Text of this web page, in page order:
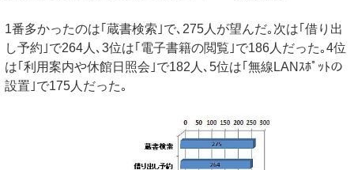
1番多かったのは｢蔵書検索｣で､275人が望んだ｡次は｢借り出
し予約｣で264人､3位は｢電子書籍の閲覧｣で186人だった｡4位
は｢利用案内や休館日照会｣で182人､5位は｢無線LANｽﾎﾟｯﾄの
設置｣で175人だった｡